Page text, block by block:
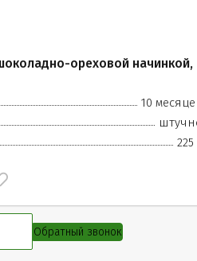
ореховой начинкой,
10
225
Обратный звонок